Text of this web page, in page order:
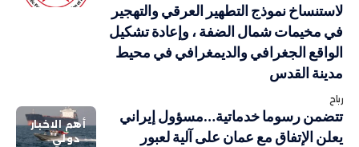
لاستنساخ نموذج التطهير العرقي والتهجير
في مخيمات شمال الضفة ، وإعادة تشكيل
الواقع الجغرافي والديمغرافي في محيط
مدينة القدس
رباح
أهم الاخبار
دولي
تتضمن رسوما خدماتية…مسؤول إيراني
يعلن الإتفاق مع عمان على آلية لعبور